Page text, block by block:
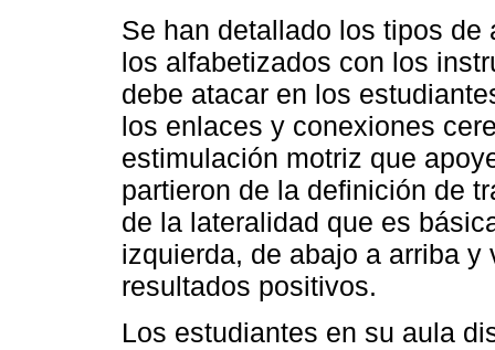
Se han detallado los tipos
los alfabetizados con los
debe atacar en los
los enlaces y conexiones
estimulación motriz que
partieron de la definición de
de la lateralidad que es
izquierda, de abajo a arriba
resultados positivos.
Los estudiantes en su aula